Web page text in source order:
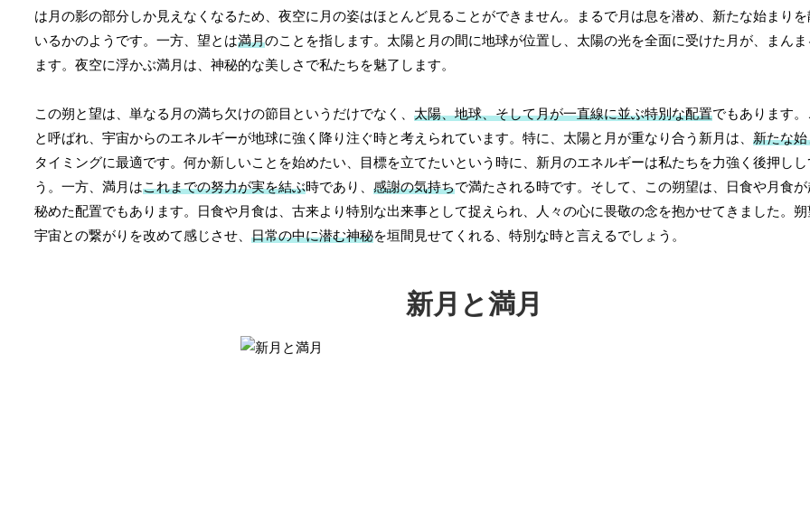
は月の影の部分しか見えなくなるため、夜空に月の姿はほとんど見ることができません。まるで月は息を潜め、新たな始まり
いるかのようです。一方、望とは満月のことを指します。太陽と月の間に地球が位置し、太陽の光を全面に受けた月が、まん
ます。夜空に浮かぶ満月は、神秘的な美しさで私たちを魅了します。
この朔と望は、単なる月の満ち欠けの節目というだけでなく、 太陽、地球、そして月が一直線に並ぶ特別な配置でもあります
と呼ばれ、宇宙からのエネルギーが地球に強く降り注ぐ時と考えられています。特に、太陽と月が重なり合う新月は、 新たな
タイミングに最適です。何か新しいことを始めたい、目標を立てたいという時に、新月のエネルギーは私たちを力強く後押しし
う。一方、満月はこれまでの努力が実を結ぶ時であり、 感謝の気持ちで満たされる時です。そして、この朔望は、日食や月食
秘めた配置でもあります。日食や月食は、古来より特別な出来事として捉えられ、人々の心に畏敬の念を抱かせてきました。朔
宇宙との繋がりを改めて感じさせ、 日常の中に潜む神秘を垣間見せてくれる、特別な時と言えるでしょう。
新月と満月